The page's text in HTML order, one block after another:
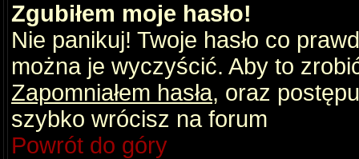
Zgubiłem moje hasło!
Nie panikuj! Twoje hasło co
można je wyczyścić. Aby to
Zapomniałem hasła, oraz
szybko wrócisz na forum
Powrót do góry